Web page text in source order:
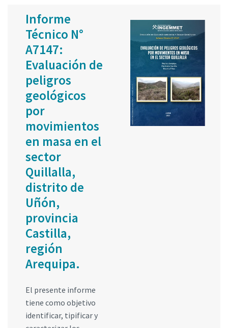
Informe
Técnico N°
A7147:
Evaluación de
peligros
geológicos
por
movimientos
en masa en el
sector
Quillalla,
distrito de
Uñón,
provincia
Castilla,
región
Arequipa.
El presente informe
tiene como objetivo
identificar, tipificar y